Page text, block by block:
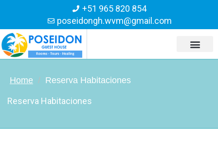
+51 965 820 854
poseidongh.wvm@gmail.com
Home Reserva Habitaciones
Reserva Habitaciones